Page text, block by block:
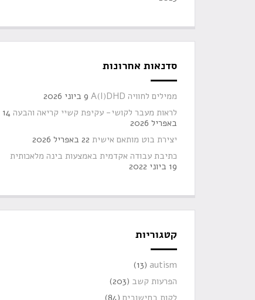
סדנאות אחרונות
ממילים לחוויה A(I)DHD
9 ביוני 2026
לראות מעבר לקושי- עקיפת קשיי קריאה והבעה 14
באפריל 2026
יצירת בוט מותאם אישית 22 באפריל 2026
כתיבת עבודה אקדמית באמצעות בינה מלאכותית
19 ביוני 2022
קטגוריות
autism
(13)
הפרעות קשב (203)
לקות בחישובים (84)